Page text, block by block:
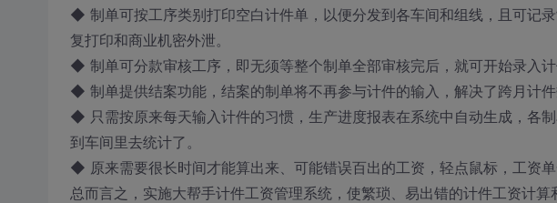
◆ 制单可按工序类别打印空白计件单，以便分发到各车间和组线，且可记
复打印和商业机密外泄。
◆ 制单可分款审核工序，即无须等整个制单全部审核完后，就可开始录入计
◆ 制单提供结案功能，结案的制单将不再参与计件的输入，解决了跨月计件
◆ 只需按原来每天输入计件的习惯，生产进度报表在系统中自动生成，各
到车间里去统计了。
◆ 原来需要很长时间才能算出来、可能错误百出的工资，轻点鼠标，工资单
总而言之，实施大帮手计件工资管理系统，使繁琐、易出错的计件工资计